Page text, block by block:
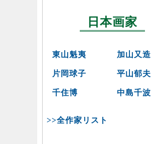
日本画家
東山魁夷 加山又造
片岡球子 平山郁夫
千住博 中島千波
>>全作家リスト